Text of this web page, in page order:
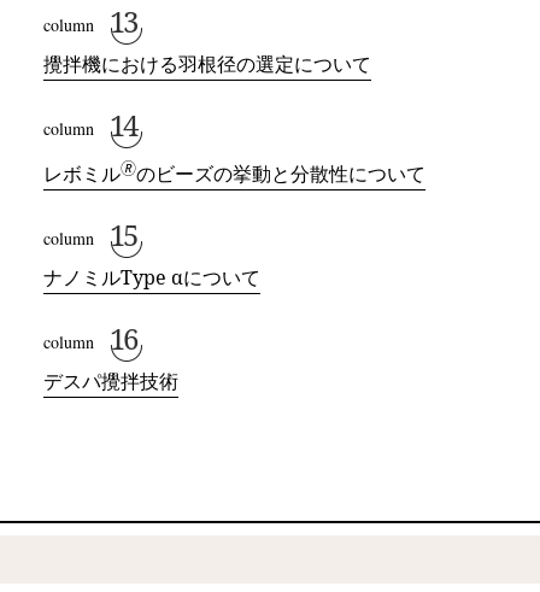
攪拌機における羽根径の選定について
レボミル🄬のビーズの挙動と分散性について
ナノミルType αについて
デスパ攪拌技術